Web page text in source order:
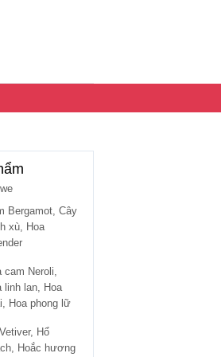
Bergamot, Cây
xù, Hoa
cam Neroli,
linh lan, Hoa
Hoa phong lữ
Hổ
Hoắc hương